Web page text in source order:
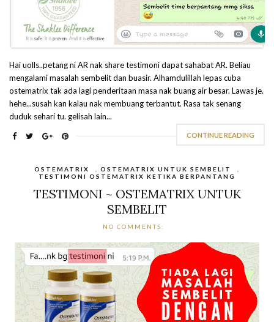
Hai uolls..petang ni AR nak share testimoni dapat sahabat AR. Beliau
mengalami masalah sembelit dan buasir. Alhamdulillah lepas cuba
ostematrix tak ada lagi penderitaan masa nak buang air besar. Lawas je.
hehe...susah kan kalau nak membuang terbantut. Rasa tak senang
duduk sehari tu. gelisah lain...
CONTINUE READING
OSTEMATRIX OSTEMATRIX UNTUK SEMBELIT
TESTIMONI OSTEMATRIX KETIKA BERPANTANG
TESTIMONI ~ OSTEMATRIX UNTUK
SEMBELIT
NO COMMENTS: